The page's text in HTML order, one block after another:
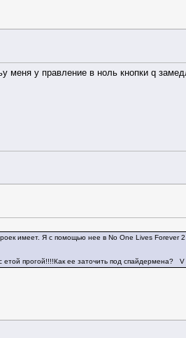
меня у правление в ноль кнопки q
имеет. Я с помощью нее в No One Lives Forever
прогой!!!!Как ее заточить под спайдермена?